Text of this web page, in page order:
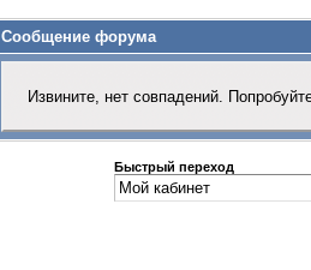
Сообщение форума
Извините, нет совпадений.
Быстрый переход